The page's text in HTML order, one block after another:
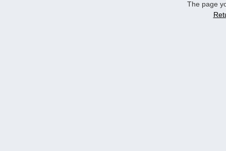
The page